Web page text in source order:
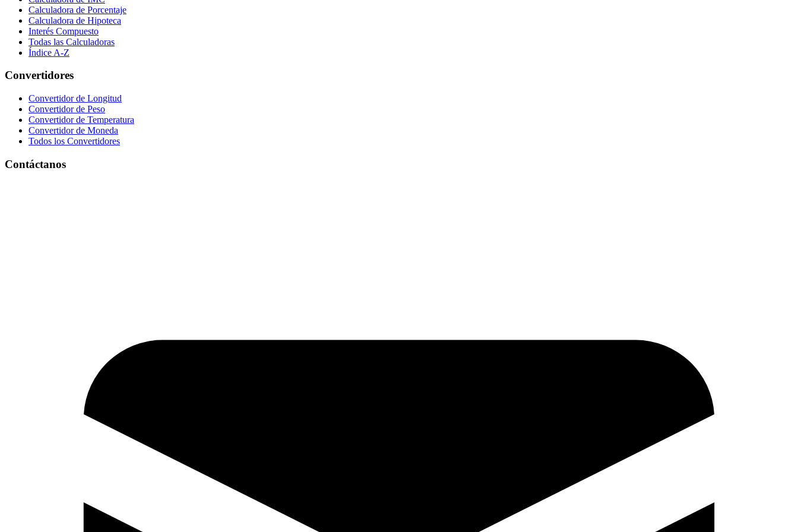
Calculadora de Porcentaje
Calculadora de Hipoteca
Interés Compuesto
Todas las Calculadoras
Índice A-Z
Convertidores
Convertidor de Longitud
Convertidor de Peso
Convertidor de Temperatura
Convertidor de Moneda
Todos los Convertidores
Contáctanos